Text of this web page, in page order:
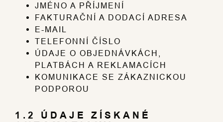
JMÉNO A PŘÍJMENÍ
FAKTURAČNÍ A DODACÍ ADRESA
E-MAIL
TELEFONNÍ ČÍSLO
ÚDAJE O OBJEDNÁVKÁCH,
PLATBÁCH A REKLAMACÍCH
KOMUNIKACE SE ZÁKAZNICKOU
PODPOROU
1.2 ÚDAJE ZÍSKANÉ